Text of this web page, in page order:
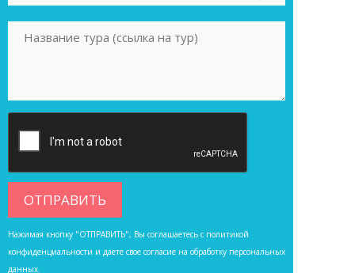
Нажимая кнопку "ОТПРАВИТЬ", Вы соглашаетесь с политикой
конфиденциальности и даете свое согласие на обработку персональных
данных.